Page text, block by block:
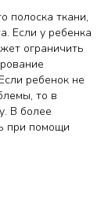
полоска ткани,
Если у ребенка
ограничить
ребенок не
то в
В более
при помощи